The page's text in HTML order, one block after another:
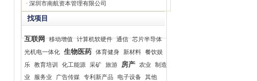
· 深圳市南航资本管理有限公司
找项目
互联网 移动增值 计算机软硬件 通信 芯片半导体
光机电一体化 生物医药 体育健身 新材料 餐饮娱
乐 教育培训 化工能源 采矿 旅游 房产 农业
制造
业
服务业 广告传媒 专利新产品 电子设备 其他